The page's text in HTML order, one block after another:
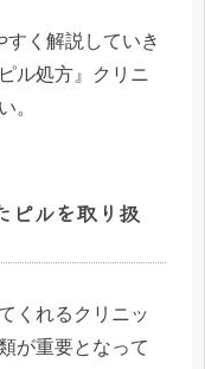
すく解説していき
ル処方』クリニ
。
ピルを取り扱
くれるクリニッ
が重要となって